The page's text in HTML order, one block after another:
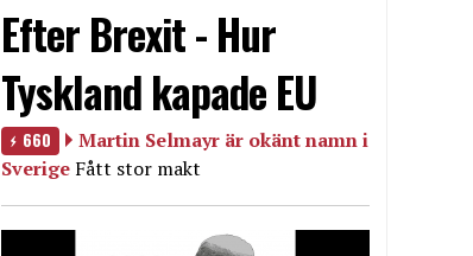
Efter Brexit - Hur
Tyskland kapade EU
660
Martin Selmayr är okänt namn i
Sverige Fått stor makt